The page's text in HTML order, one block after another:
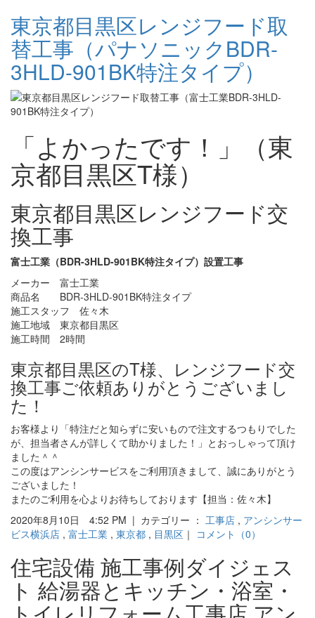
東京都目黒区レンジフード取
替工事（パナソニックBDR-
3HLD-901BK特注タイプ）
「よかったです！」（東
京都目黒区T様）
東京都目黒区レンジフード交
換工事
富士工業（BDR-3HLD-901BK特注タイプ）設置工事
メーカー 富士工業
商品名 BDR-3HLD-901BK特注タイプ
施工スタッフ 佐々木
施工地域 東京都目黒区
施工時間 2時間
東京都目黒区のT様、レンジフード交
換工事ご依頼ありがとうございまし
た！
お客様より「特注だと知らずに安いもので注文するつもりでした
が、担当者さんが詳しくて助かりました！」とおっしゃって頂け
ました＾＾
この度はアンシンサービスをご利用頂きまして、誠にありがとう
ございました！
またのご利用を心よりお待ちしております【担当：佐々木】
2020年8月10日 4:52 PM | カテゴリー ： 工事店 , アンシンサー
ビス横浜店 , 富士工業 , 東京都 , 目黒区 ｜ コメント（0）
住宅設備 施工事例ダイジェス
ト 給湯器とキッチン・浴室・